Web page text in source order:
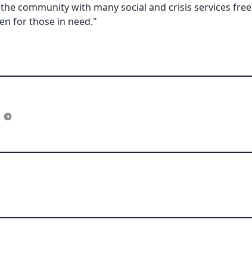
community with many social and crisis services free
for those in need."